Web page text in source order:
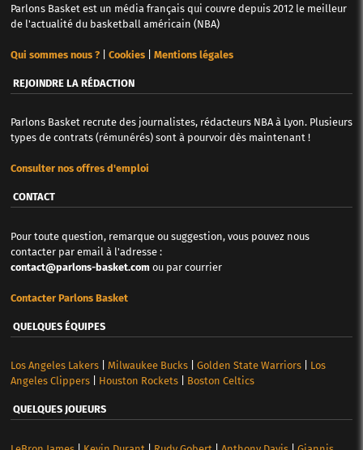
Parlons Basket est un média français qui couvre depuis 2012 le meilleur
de l'actualité du basketball américain (NBA)
Qui sommes nous ?| Cookies| Mentions légales
REJOINDRE LA RÉDACTION
Parlons Basket recrute des journalistes, rédacteurs NBA à Lyon. Plusieurs
types de contrats (rémunérés) sont à pourvoir dès maintenant !
Consulter nos offres d'emploi
CONTACT
Pour toute question, remarque ou suggestion, vous pouvez nous
contacter par email à l'adresse :
contact@parlons-basket.com ou par courrier
Contacter Parlons Basket
QUELQUES ÉQUIPES
Los Angeles Lakers| Milwaukee Bucks| Golden State Warriors| Los
Angeles Clippers| Houston Rockets| Boston Celtics
QUELQUES JOUEURS